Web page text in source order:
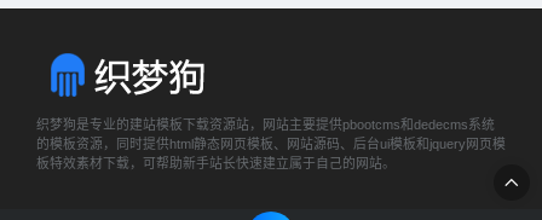
织梦狗是专业的建站模板下载资源站，网站主要提供pbootcms和dedecms系统
的模板资源，同时提供html静态网页模板、网站源码、后台ui模板和jquery网页模
板特效素材下载，可帮助新手站长快速建立属于自己的网站。